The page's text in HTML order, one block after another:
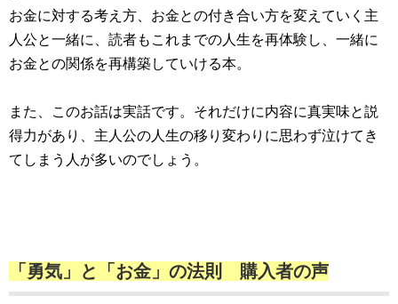
お金に対する考え方、お金との付き合い方を変えていく主
人公と一緒に、読者もこれまでの人生を再体験し、一緒に
お金との関係を再構築していける本。
また、このお話は実話です。それだけに内容に真実味と説
得力があり、主人公の人生の移り変わりに思わず泣けてき
てしまう人が多いのでしょう。
「勇気」と「お金」の法則 購入者の声